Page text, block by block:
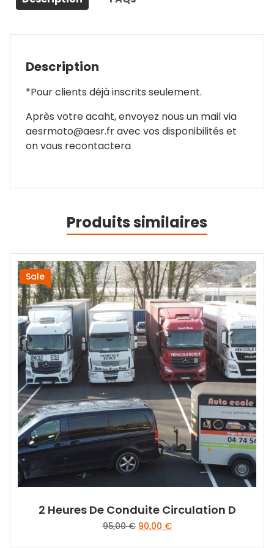
Description
*Pour clients déjà inscrits seulement.
Après votre acaht, envoyez nous un mail via
aesrmoto@aesr.fr avec vos disponibilités et
on vous recontactera
Produits similaires
Sale
2 Heures De Conduite Circulation D
95,00€ Le
90,00 €Le